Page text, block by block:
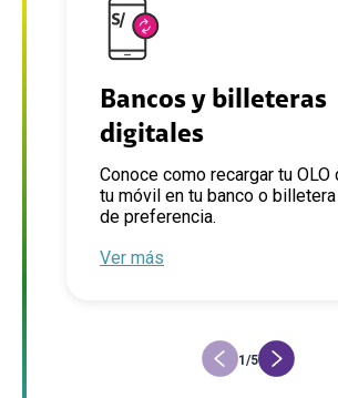
Bancos y billeteras
digitales
Conoce como recargar tu OLO
tu móvil en tu banco o
de preferencia.
Ver más
1/5